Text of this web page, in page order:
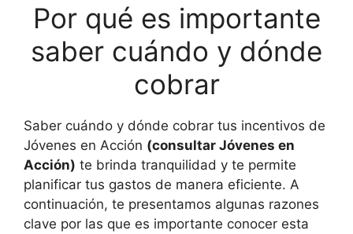
Por qué es importante
saber cuándo y dónde
cobrar
Saber cuándo y dónde cobrar tus incentivos de
Jóvenes en Acción (consultar Jóvenes en
Acción) te brinda tranquilidad y te permite
planificar tus gastos de manera eficiente. A
continuación, te presentamos algunas razones
clave por las que es importante conocer esta